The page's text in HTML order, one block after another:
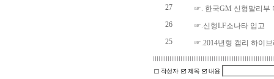
27
☞. 한국GM 신형말리부
26
☞.신형LF소나타 입고
25
☞.2014년형 캠리 하이